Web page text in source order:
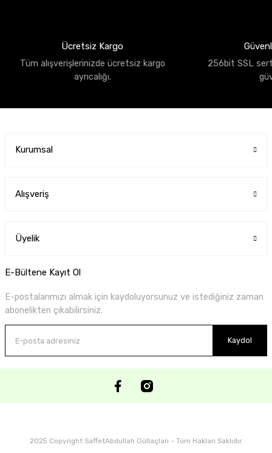
Ücretsiz Kargo
Tüm alışverişlerinizde ücretsiz kargo
ayrıcalığı.
256bit SSL
Kurumsal
Alışveriş
Üyelik
E-Bültene Kayıt Ol
E-postalarımızı almak için kaydoluyorsunuz ve istediğiniz zaman
abonelikten çıkabilirsiniz.
Kaydol
2025 Copyright SaffetAbdullah Güllaçları - Tüm Hakları Saklıdır.